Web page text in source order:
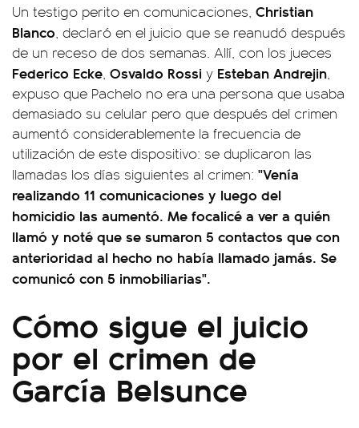
Un testigo perito en comunicaciones, Christian
Blanco, declaró en el juicio que se reanudó después
de un receso de dos semanas. Allí, con los jueces
Federico Ecke, Osvaldo Rossi y Esteban Andrejin,
expuso que Pachelo no era una persona que usaba
demasiado su celular pero que después del crimen
aumentó considerablemente la frecuencia de
utilización de este dispositivo: se duplicaron las
llamadas los días siguientes al crimen: "Venía
realizando 11 comunicaciones y luego del
homicidio las aumentó. Me focalicé a ver a quién
llamó y noté que se sumaron 5 contactos que con
anterioridad al hecho no había llamado jamás. Se
comunicó con 5 inmobiliarias".
Cómo sigue el juicio
por el crimen de
García Belsunce